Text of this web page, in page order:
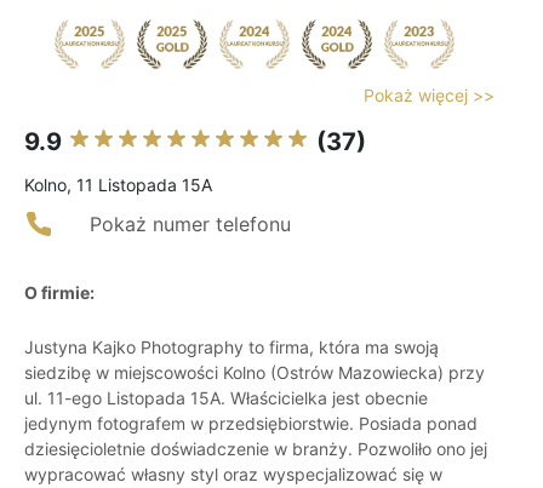
Pokaż więcej >>
9.9 (37)
Kolno, 11 Listopada 15A
Pokaż numer telefonu
O firmie:
Justyna Kajko Photography to firma, która ma swoją
siedzibę w miejscowości Kolno (Ostrów Mazowiecka) przy
ul. 11-ego Listopada 15A. Właścicielka jest obecnie
jedynym fotografem w przedsiębiorstwie. Posiada ponad
dziesięcioletnie doświadczenie w branży. Pozwoliło ono jej
wypracować własny styl oraz wyspecjalizować się w